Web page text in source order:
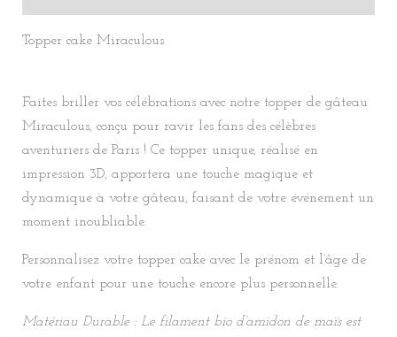
Topper cake Miraculous
Faites briller vos célébrations avec notre topper de gâteau
Miraculous, conçu pour ravir les fans des célèbres
aventuriers de Paris ! Ce topper unique, réalisé en
impression 3D, apportera une touche magique et
dynamique à votre gâteau, faisant de votre événement un
moment inoubliable.
Personnalisez votre topper cake avec le prénom et l’âge de
votre enfant pour une touche encore plus personnelle.
Matériau Durable : Le filament bio d’amidon de maïs est